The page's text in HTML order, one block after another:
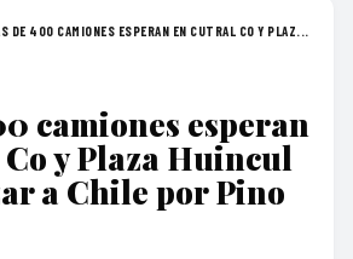
DE 400 CAMIONES ESPERAN EN CUTRAL CO Y PLAZ...
camiones esperan
y Plaza Huincul
a Chile por Pino